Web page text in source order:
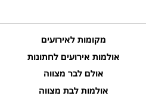
מקומות לאירועים
אולמות אירועים לחתונות
אולם לבר מצווה
אולמות לבת מצווה